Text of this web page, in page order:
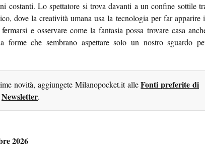
costanti. Lo spettatore si trova davanti a un confine sottile
dove la creatività umana usa la tecnologia per far apparire
e osservare come la fantasia possa trovare casa
forme che sembrano aspettare solo un nostro sguardo
novità, aggiungete Milanopocket.it alleFonti preferite di
Newsletter.
2026